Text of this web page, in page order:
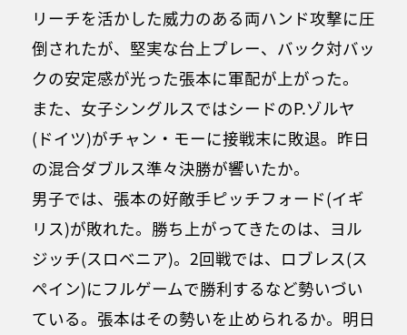
リーチを活かした威力のある両ハンド攻撃に圧
倒されたが、堅実な台上プレー、バック対バッ
クの安定感が光った張本に軍配が上がった。
また、女子シングルスではシードのP.ゾルヤ
(ドイツ)がチャン・モーに接戦末に敗退。昨日
の混合ダブルス準々決勝が響いたか。
男子では、張本の好敵手ピッチフォード(イギ
リス)が敗れた。勝ち上がってきたのは、ヨル
ジッチ(スロベニア)。2回戦では、ロブレス(ス
ペイン)にフルゲームで勝利するなど勢いづい
ている。張本はその勢いを止められるか。明日